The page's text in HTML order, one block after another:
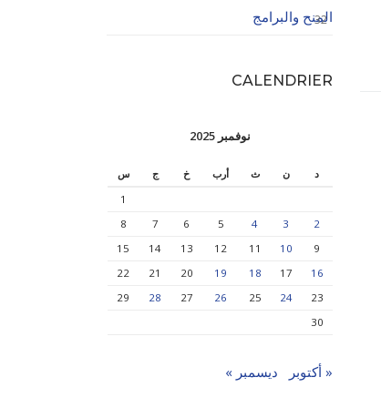
المنح والبرامج
32
CALENDRIER
نوفمبر 2025
د ن ث أرب خ ج
س
1
2
3
4
5
6
7
8
9
10
11
12
13
14
15
16
17
18
19
20
21
22
23
24
25
26
27
28
29
30
« أكتوبر ديسمبر »